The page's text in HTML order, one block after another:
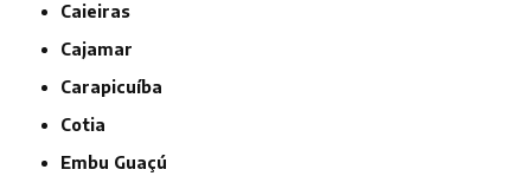
Caieiras
Cajamar
Carapicuíba
Cotia
Embu Guaçú